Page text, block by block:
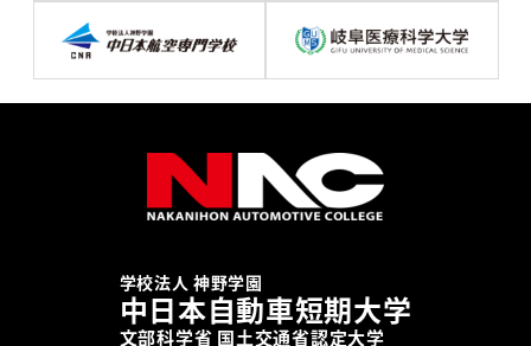
学校法人 神野学園
中日本自動車短期大学
文部科学省 国土交通省認定大学